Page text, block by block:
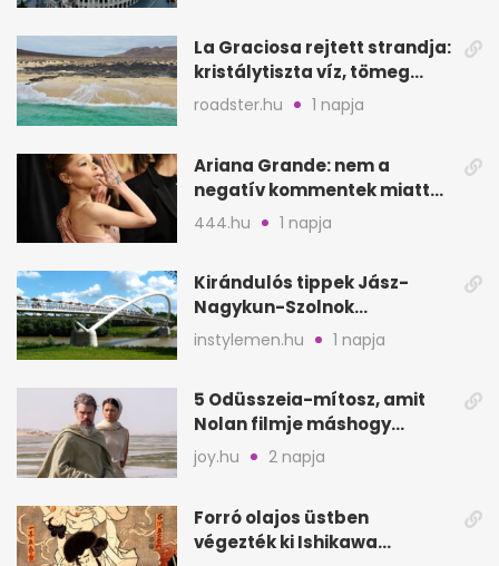
La Graciosa rejtett strandja:
kristálytiszta víz, tömeg
nélkül
roadster.hu 1 napja
Ariana Grande: nem a
negatív kommentek miatt
vonul vissza
444.hu 1 napja
Kirándulós tippek Jász-
Nagykun-Szolnok
megyében: 6 kihagyhatatlan
hely
instylemen.hu 1 napja
5 Odüsszeia-mítosz, amit
Nolan filmje máshogy
mutat, mint Homérosz
joy.hu 2 napja
Forró olajos üstben
végezték ki Ishikawa